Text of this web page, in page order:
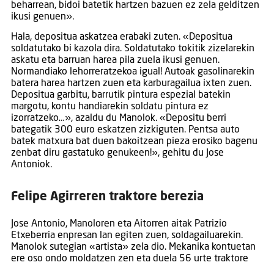
beharrean, bidoi batetik hartzen bazuen ez zela gelditzen
ikusi genuen».
Hala, depositua askatzea erabaki zuten. «Depositua
soldatutako bi kazola dira. Soldatutako tokitik zizelarekin
askatu eta barruan harea pila zuela ikusi genuen.
Normandiako lehorreratzekoa igual! Autoak gasolinarekin
batera harea hartzen zuen eta karburagailua ixten zuen.
Depositua garbitu, barrutik pintura espezial batekin
margotu, kontu handiarekin soldatu pintura ez
izorratzeko…», azaldu du Manolok. «Depositu berri
bategatik 300 euro eskatzen zizkiguten. Pentsa auto
batek matxura bat duen bakoitzean pieza erosiko bagenu
zenbat diru gastatuko genukeen!», gehitu du Jose
Antoniok.
Felipe Agirreren traktore berezia
Jose Antonio, Manoloren eta Aitorren aitak Patrizio
Etxeberria enpresan lan egiten zuen, soldagailuarekin.
Manolok sutegian «artista» zela dio. Mekanika kontuetan
ere oso ondo moldatzen zen eta duela 56 urte traktore